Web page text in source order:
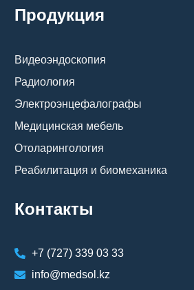
Продукция
Видеоэндоскопия
Радиология
Электроэнцефалографы
Медицинская мебель
Отоларингология
Реабилитация и биомеханика
Контакты
+7 (727) 339 03 33
info@medsol.kz